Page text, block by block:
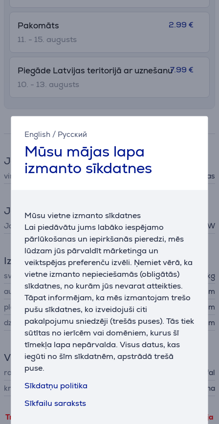
English / Русский
Mūsu mājas lapa
izmanto sīkdatnes
Mūsu vietne izmanto sīkdatnes
Lai piedāvātu jums labāko iespējamo
pārlūkošanas un iepirkšanās pieredzi, mēs
lūdzam jūs pārvaldīt mārketinga un
veiktspējas preferenču izvēli. Ņemiet vērā, ka
vietne izmanto nepieciešamās (obligātās)
sīkdatnes, no kurām jūs nevarat atteikties.
Tāpat informējam, ka mēs izmantojam trešo
pušu sīkdatnes, ko izveidojuši citi
pakalpojumu sniedzēji (trešās puses). Tās tiek
sūtītas no ierīcēm vai domēniem, kurus šī
tīmekļa lapa nepārvalda. Visus datus, kas
iegūti no šīm sīkdatnēm, apstrādā trešā
puse.
Sīkdatņu politika
Sīkfailu saraksts
Pakomāts
11. - 15. augusts
2.99 €
Piegāde Latvijas teritorijā ar uznešanu
10. - 13. augusts
7.99 €
Jautrā kulinārija
virtuves preces Kafijas dzirnaviņas
Jauda
Jauda 180 W
Izmēri
svars
0,9 kg
augstums
22 cm
platums
11 cm
dziļums
11 cm
Vispārējais parametrs
ražotājs
Tefal
krāsa
melna
Trešo pušu produkta informāciju var apskatīt tikai tad, ja